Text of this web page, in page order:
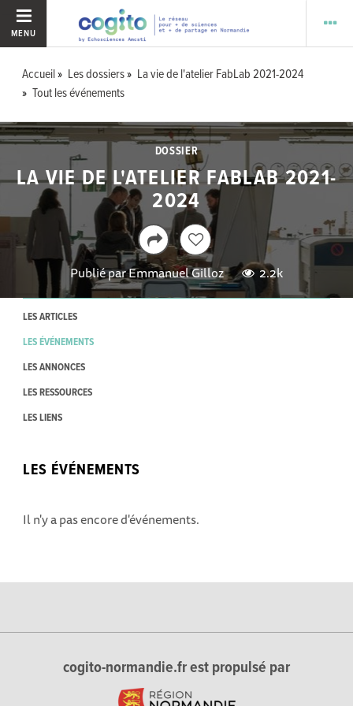
MENU
Accueil Les dossiers
La vie de l'atelier FabLab 2021-2024
Tout les événements
DOSSIER
LA VIE DE L'ATELIER FABLAB 2021-
2024
Publié parEmmanuel Gilloz 2.2k
LES ARTICLES
LES ÉVÉNEMENTS
LES ANNONCES
LES RESSOURCES
LES LIENS
LES ÉVÉNEMENTS
Il n'y a pas encore d'événements.
cogito-normandie.fr est propulsé par